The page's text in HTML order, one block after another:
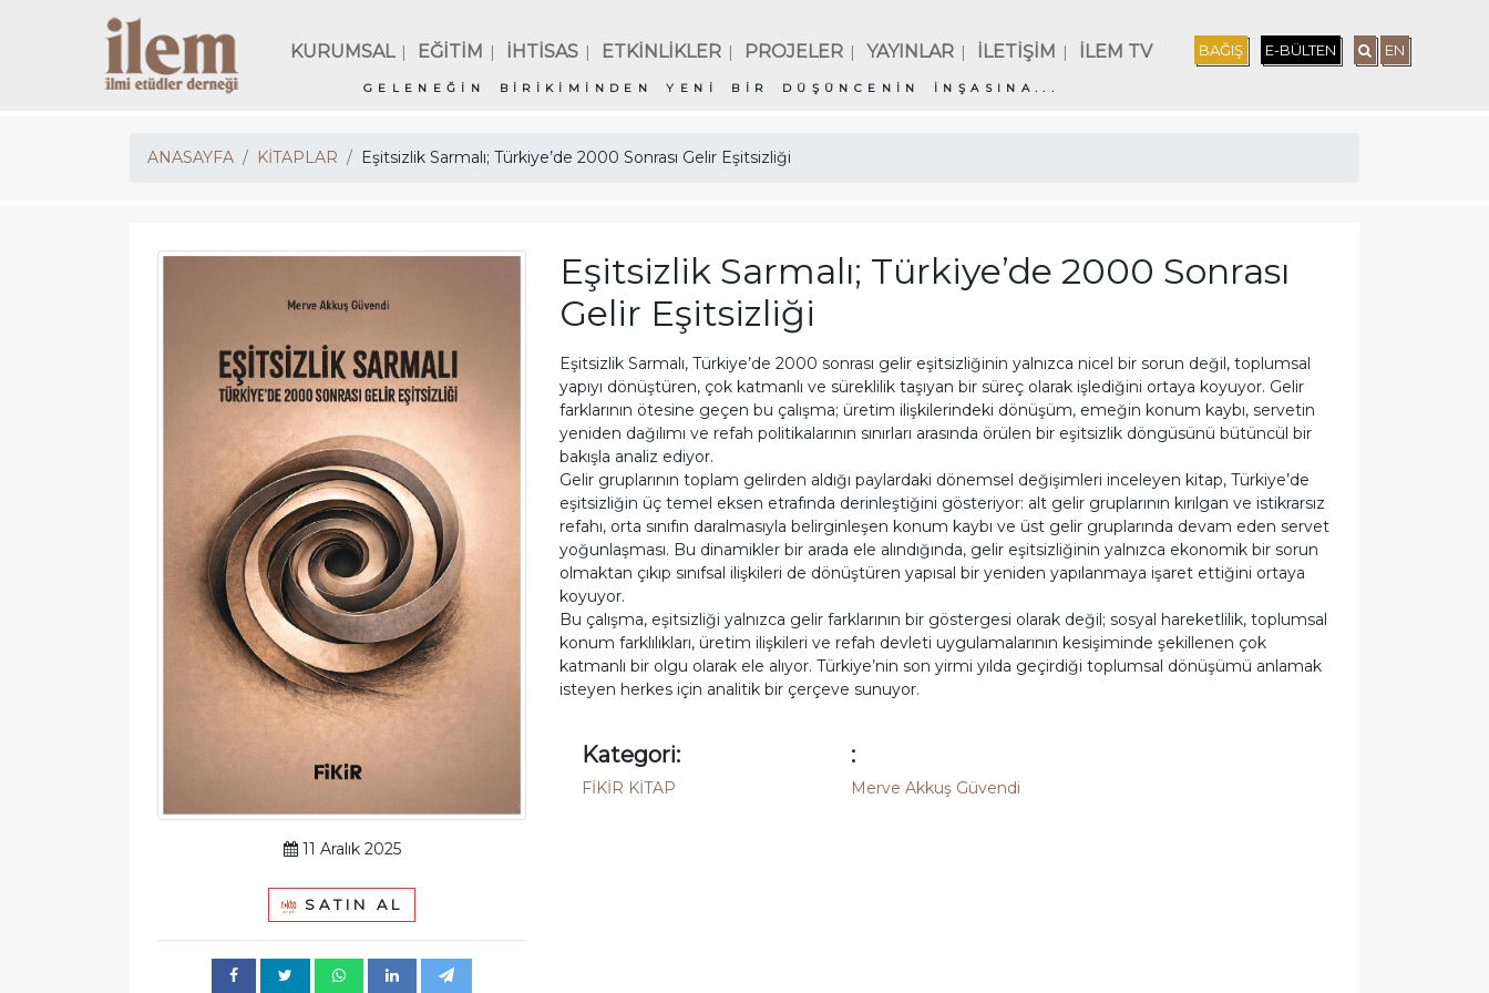
KURUMSAL | EĞİTİM | İHTİSAS | ETKİNLİKLER | PROJELER | YAYINLAR | İLETİŞİM | İLEM TV
GELENEĞİN BİRİKİMİNDEN YENİ BİR DÜŞÜNCENİN İNŞASINA...
BAĞIŞ E-BÜLTEN EN
ANASAYFA KİTAPLAR Eşitsizlik Sarmalı; Türkiye’de 2000 Sonrası Gelir Eşitsizliği
11 Aralık 2025
SATIN AL
Eşitsizlik Sarmalı; Türkiye’de 2000 Sonrası
Gelir Eşitsizliği
Eşitsizlik Sarmalı, Türkiye’de 2000 sonrası gelir eşitsizliğinin yalnızca nicel bir sorun değil, toplumsal
yapıyı dönüştüren, çok katmanlı ve süreklilik taşıyan bir süreç olarak işlediğini ortaya koyuyor. Gelir
farklarının ötesine geçen bu çalışma; üretim ilişkilerindeki dönüşüm, emeğin konum kaybı, servetin
yeniden dağılımı ve refah politikalarının sınırları arasında örülen bir eşitsizlik döngüsünü bütüncül bir
bakışla analiz ediyor.
Gelir gruplarının toplam gelirden aldığı paylardaki dönemsel değişimleri inceleyen kitap, Türkiye’de
eşitsizliğin üç temel eksen etrafında derinleştiğini gösteriyor: alt gelir gruplarının kırılgan ve istikrarsız
refahı, orta sınıfın daralmasıyla belirginleşen konum kaybı ve üst gelir gruplarında devam eden servet
yoğunlaşması. Bu dinamikler bir arada ele alındığında, gelir eşitsizliğinin yalnızca ekonomik bir sorun
olmaktan çıkıp sınıfsal ilişkileri de dönüştüren yapısal bir yeniden yapılanmaya işaret ettiğini ortaya
koyuyor.
Bu çalışma, eşitsizliği yalnızca gelir farklarının bir göstergesi olarak değil; sosyal hareketlilik, toplumsal
konum farklılıkları, üretim ilişkileri ve refah devleti uygulamalarının kesişiminde şekillenen çok
katmanlı bir olgu olarak ele alıyor. Türkiye’nin son yirmi yılda geçirdiği toplumsal dönüşümü anlamak
isteyen herkes için analitik bir çerçeve sunuyor.
Kategori:
FİKİR KİTAP
:
Merve Akkuş Güvendi